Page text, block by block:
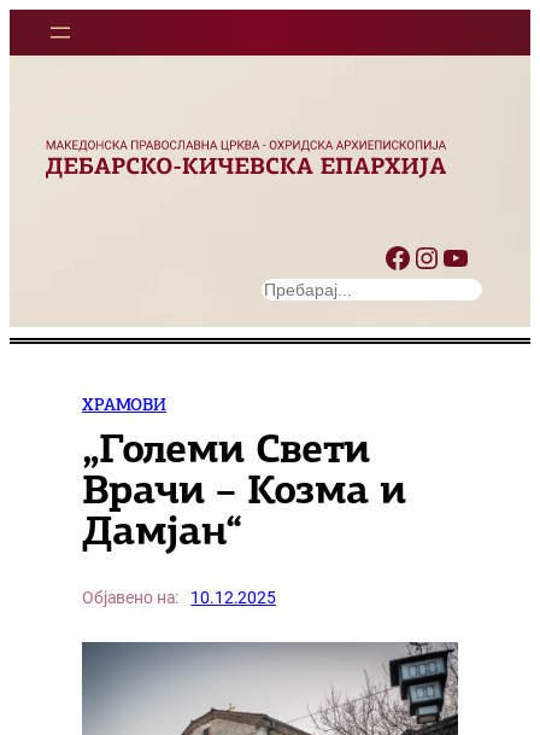
Facebook Instagram YouTube
S
a
h
ХРАМОВИ
„Големи Свети
Врачи – Козма и
Дамјан“
Објавено на: 10.12.2025